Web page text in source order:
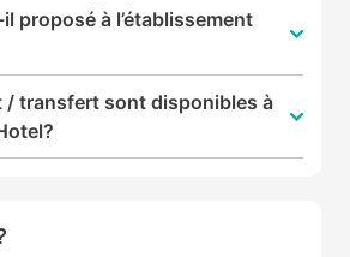
proposé à l’établissement
transfert sont disponibles à